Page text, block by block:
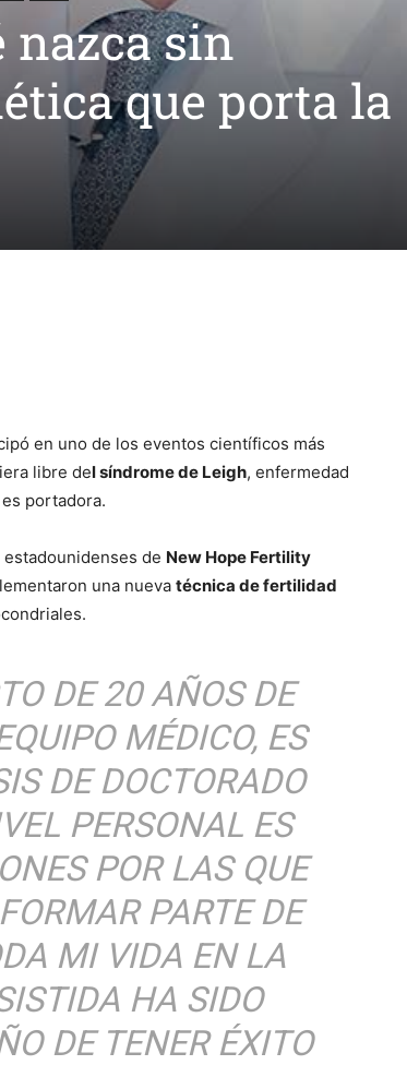
nazca sin
que porta la
en uno de los eventos científicos más
libre del síndrome de Leigh, enfermedad
portadora.
de New Hope Fertility
una nueva técnica de fertilidad
DE 20 AÑOS DE
MÉDICO, ES
DE DOCTORADO
PERSONAL ES
POR LAS QUE
PARTE DE
MI VIDA EN LA
HA SIDO
DE TENER ÉXITO